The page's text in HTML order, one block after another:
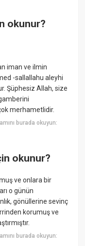
okunur?
iman ve ilmin
-sallallahu aleyhi
Şüphesiz Allah, size
merhametlidir.
burada okuyun:
okunur?
ve onlara bir
o günün
gönüllerine sevinç
korumuş ve
burada okuyun: